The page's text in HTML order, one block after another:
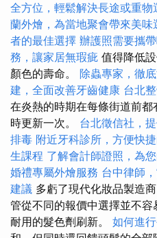
全方位，輕鬆解決長途或重物
蘭外燴，為當地聚會帶來美味
者的最佳選擇 辦護照需要攜
務，讓家居無瑕疵 值得降低
顏色的壽命。 除蟲專家，徹
建，全面改善牙齒健康 台北
在炎熱的時期在每條街道前
時更新一次。 台北徵信社，
排毒 附近牙科診所，方便快
生課程 了解會計師證照，為
婚禮專屬外燴服務 台中律師
建議 多虧了現代化妝品製造
管從不同的報價中選擇並不
耐用的髮色劑刷新。 如何進